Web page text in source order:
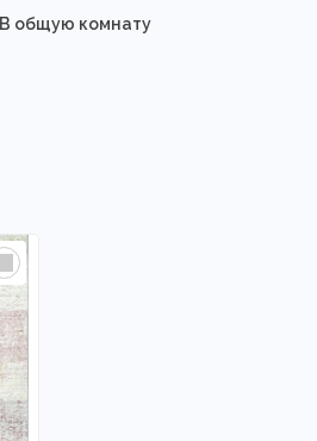
В общую комнату